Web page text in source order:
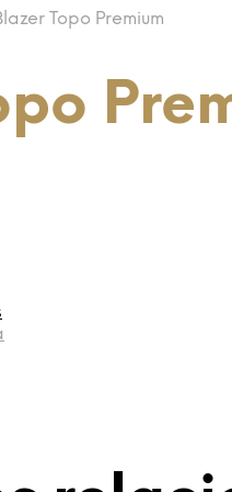
Topo Premium